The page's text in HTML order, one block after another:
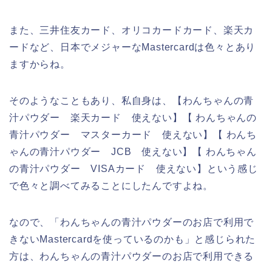
また、三井住友カード、オリコカードカード、楽天カ
ードなど、日本でメジャーなMastercardは色々とあり
ますからね。
そのようなこともあり、私自身は、【わんちゃんの青
汁パウダー 楽天カード 使えない】【 わんちゃんの
青汁パウダー マスターカード 使えない】【 わんち
ゃんの青汁パウダー JCB 使えない】【 わんちゃん
の青汁パウダー VISAカード 使えない】という感じ
で色々と調べてみることにしたんですよね。
なので、「わんちゃんの青汁パウダーのお店で利用で
きないMastercardを使っているのかも」と感じられた
方は、わんちゃんの青汁パウダーのお店で利用できる